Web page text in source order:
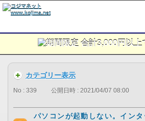
カテゴリー表示
No : 339 公開日時 : 2021/04/07 08:00
パソコンが起動しない。イン